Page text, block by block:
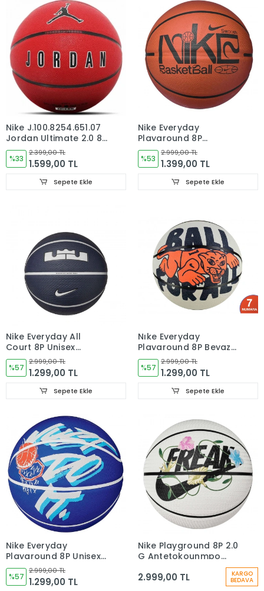
Nike J.100.8254.651.07
Jordan Ultimate 2.0 8P
Unisex Basketbol Topu
%33
2.399,00 TL
1.599,00 TL
Sepete Ekle
Nike Everyday
Playground 8P
Graphic Deflated
Turuncu Basketbol
Topu N.100.4371.810.07
%53
2.999,00 TL
1.399,00 TL
Sepete Ekle
Nike Everyday All
Court 8P Unisex
Basketbol Topu
N.100.4372.506.07-
LACIVERT
%57
2.999,00 TL
1.299,00 TL
Sepete Ekle
Nıke Everyday
Playground 8P Beyaz
Basketbol Topu
N.100.4371.063.07
%57
2.999,00 TL
1.299,00 TL
Sepete Ekle
Nike Everyday
Playground 8P Unisex
Mavi Basketbol Topu
N.100.4371.414.07
%57
2.999,00 TL
1.299,00 TL
Nike Playground 8P 2.0
G Antetokounmpo
Unisex Basketbol Topu
N.100.4139.129.07
2.999,00 TL KARGO
BEDAVA